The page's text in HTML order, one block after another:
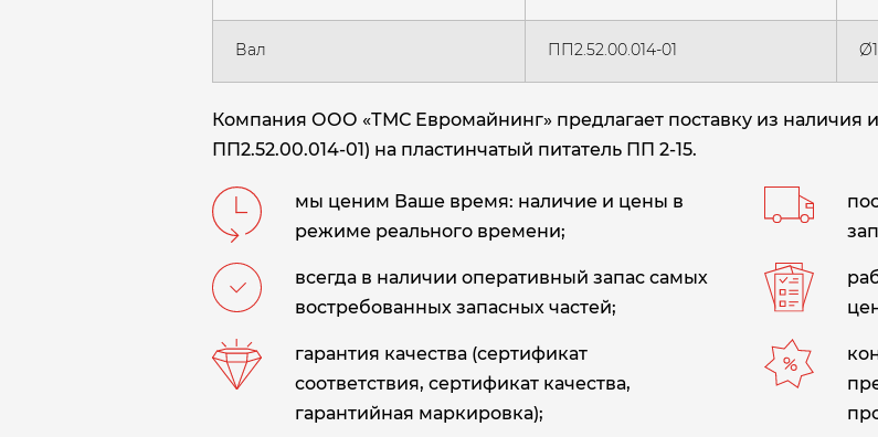
Вал ПП2.52.00.014-01
Компания ООО «ТМС Евромайнинг» предлагает поставку из наличия
ПП2.52.00.014-01) на пластинчатый питатель ПП 2-15.
мы ценим Ваше время: наличие и цены в
режиме реального времени;
всегда в наличии оперативный запас самых
востребованных запасных частей;
гарантия качества (сертификат
соответствия, сертификат качества,
гарантийная маркировка);